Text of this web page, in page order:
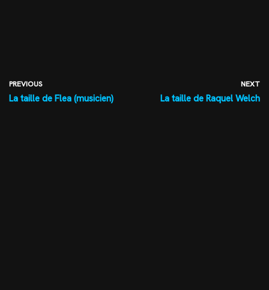
PREVIOUS
La taille de Flea (musicien)
NEXT
La taille de Raquel Welch